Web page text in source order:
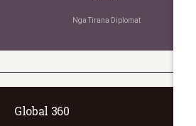
Nga Tirana Diplomat
Global 360